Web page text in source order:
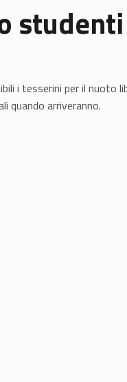
studenti
i tesserini per il nuoto
quando arriveranno.